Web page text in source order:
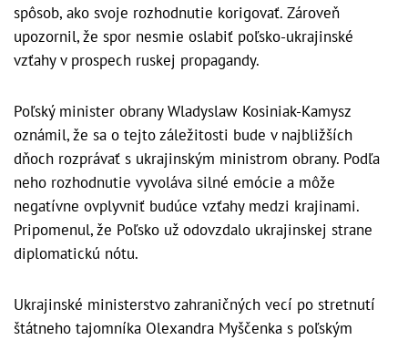
spôsob, ako svoje rozhodnutie korigovať. Zároveň
upozornil, že spor nesmie oslabiť poľsko-ukrajinské
vzťahy v prospech ruskej propagandy.
Poľský minister obrany Wladyslaw Kosiniak-Kamysz
oznámil, že sa o tejto záležitosti bude v najbližších
dňoch rozprávať s ukrajinským ministrom obrany. Podľa
neho rozhodnutie vyvoláva silné emócie a môže
negatívne ovplyvniť budúce vzťahy medzi krajinami.
Pripomenul, že Poľsko už odovzdalo ukrajinskej strane
diplomatickú nótu.
Ukrajinské ministerstvo zahraničných vecí po stretnutí
štátneho tajomníka Olexandra Myščenka s poľským